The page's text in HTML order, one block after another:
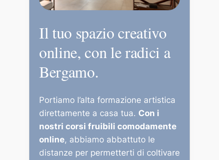
Il tuo spazio creativo
online, con le radici a
Bergamo.
Portiamo l’alta formazione artistica
direttamente a casa tua. Con i
nostri corsi fruibili comodamente
online, abbiamo abbattuto le
distanze per permetterti di coltivare